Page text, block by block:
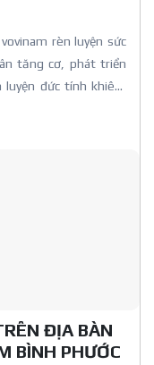
vovinam rèn luyện sức
tăng cơ, phát triển
đức tính khiêm
ĐỊA BÀN
BÌNH PHƯỚC